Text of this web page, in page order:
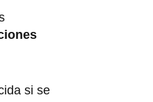
si se